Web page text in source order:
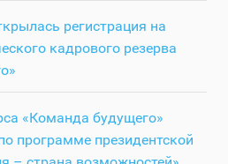
регистрация на
кадрового резерва
«Команда будущего»
программе президентской